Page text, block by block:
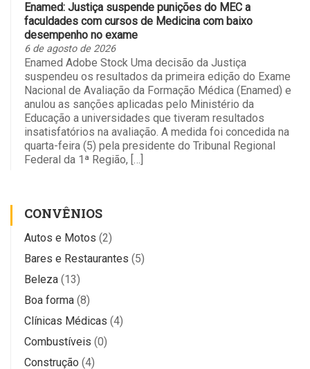
Enamed: Justiça suspende punições do MEC a
faculdades com cursos de Medicina com baixo
desempenho no exame
6 de agosto de 2026
Enamed Adobe Stock Uma decisão da Justiça
suspendeu os resultados da primeira edição do Exame
Nacional de Avaliação da Formação Médica (Enamed) e
anulou as sanções aplicadas pelo Ministério da
Educação a universidades que tiveram resultados
insatisfatórios na avaliação. A medida foi concedida na
quarta-feira (5) pela presidente do Tribunal Regional
Federal da 1ª Região, […]
CONVÊNIOS
Autos e Motos (2)
Bares e Restaurantes (5)
Beleza (13)
Boa forma (8)
Clínicas Médicas (4)
Combustíveis (0)
Construção (4)